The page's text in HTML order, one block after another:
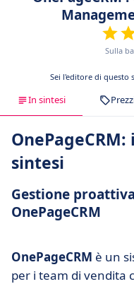
Sulla
Sei l'editore di questo
In sintesi
OnePageCRM:
sintesi
Gestione
OnePageCRM
OnePageCRM è un
per i team di vendita